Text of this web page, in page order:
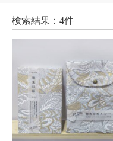
検索結果：4件